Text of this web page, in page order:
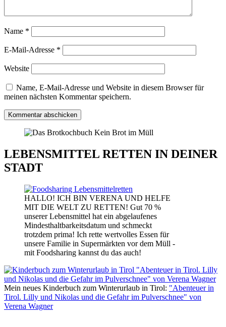
Name *
E-Mail-Adresse *
Website
Name, E-Mail-Adresse und Website in diesem Browser für
meinen nächsten Kommentar speichern.
LEBENSMITTEL RETTEN IN DEINER
STADT
HALLO! ICH BIN VERENA UND HELFE
MIT DIE WELT ZU RETTEN! Gut 70 %
unserer Lebensmittel hat ein abgelaufenes
Mindesthaltbarkeitsdatum und schmeckt
trotzdem prima! Ich rette wertvolles Essen für
unsere Familie in Supermärkten vor dem Müll -
mit Foodsharing kannst du das auch!
Mein neues Kinderbuch zum Winterurlaub in Tirol: "Abenteuer in
Tirol. Lilly und Nikolas und die Gefahr im Pulverschnee" von
Verena Wagner